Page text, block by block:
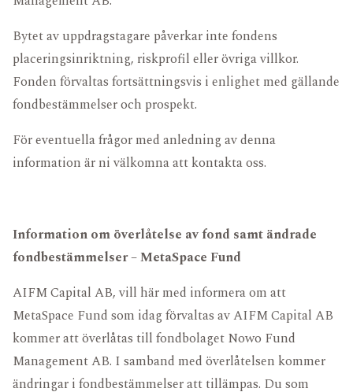
Bytet av uppdragstagare påverkar inte fondens
placeringsinriktning, riskprofil eller övriga villkor.
Fonden förvaltas fortsättningsvis i enlighet med gällande
fondbestämmelser och prospekt.
För eventuella frågor med anledning av denna
information är ni välkomna att kontakta oss.
Information om överlåtelse av fond samt ändrade
fondbestämmelser – MetaSpace Fund
AIFM Capital AB, vill här med informera om att
MetaSpace Fund som idag förvaltas av AIFM Capital AB
kommer att överlåtas till fondbolaget Nowo Fund
Management AB. I samband med överlåtelsen kommer
ändringar i fondbestämmelser att tillämpas. Du som